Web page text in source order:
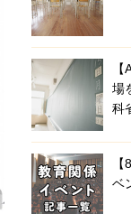
場
科
ベ